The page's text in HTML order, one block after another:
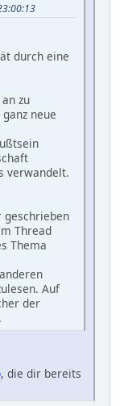
durch eine
zu
neue
verwandelt.
geschrieben
Thread
Thema
Auf
der
, die dir bereits